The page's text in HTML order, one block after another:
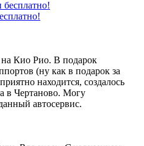
Кио Рио. В подарок
(ну как в подарок за
находится, создалось
в Чертаново. Могу
автосервис.